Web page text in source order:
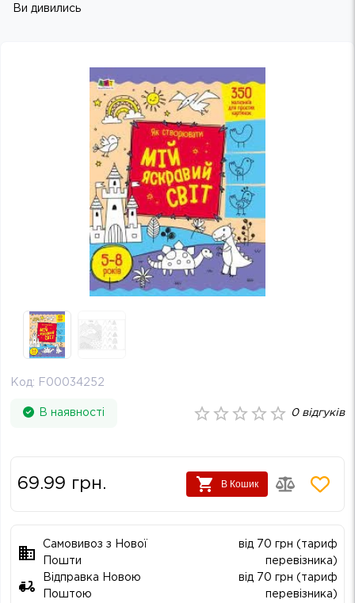
Ви дивились
Код: F00034252
В наявності 0відгуків
69.99 грн. В Кошик
Самовивоз з Нової
Пошти
від 70 грн (тариф
перевізника)
Відправка Новою
Поштою
від 70 грн (тариф
перевізника)